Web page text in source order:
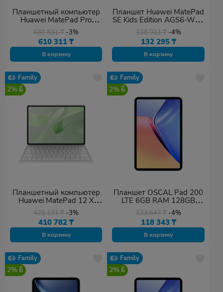
Планшетный компьютер
Huawei MatePad Pro
12/256GB
630 831₸ -3%
610 311₸
В корзину
Планшет Huawei MatePad
SE Kids Edition AGS6-W09
4/128 ГБ Nebula Gray
138 031₸ -4%
132 295 ₸
В корзину
Family
2%
Планшетный компьютер
Huawei MatePad 12 X
12/256GB зеленый
425 131₸ -3%
410 782₸
В корзину
Family
2%
Планшет OSCAL Pad 200
LTE 6GB RAM 128GB
ROM Blue
123 647₸ -4%
118 343 ₸
В корзину
Family
2%
Family
2%